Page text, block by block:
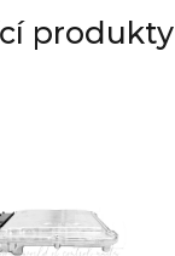
produkty